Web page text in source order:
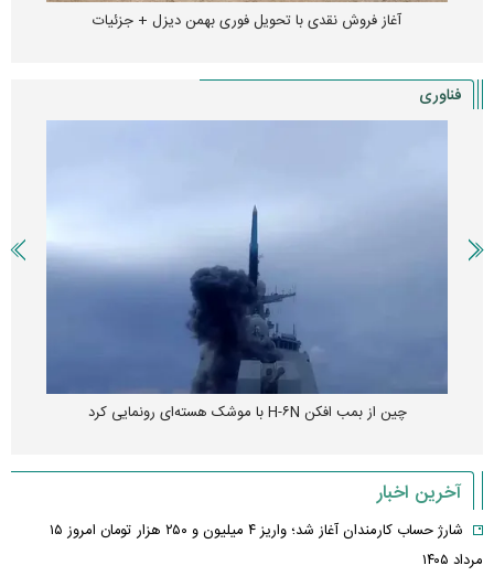
آغاز فروش نقدی با تحویل فوری بهمن دیزل + جزئیات
فناوری
چین از بمب افکن H-۶N با موشک هسته‌ای رونمایی کرد
آخرین اخبار
شارژ حساب کارمندان آغاز شد؛ واریز ۴ میلیون و ۲۵۰ هزار تومان امروز ۱۵
مرداد ۱۴۰۵